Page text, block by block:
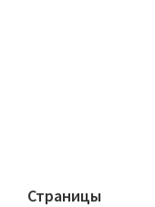
Страницы